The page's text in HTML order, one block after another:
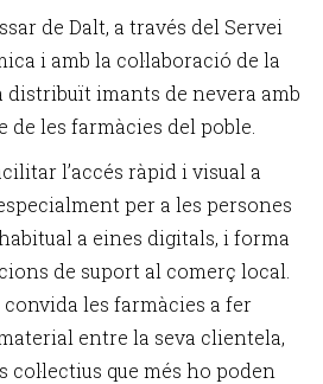
de Dalt, a través del Servei
i amb la col·laboració de la
distribuït imants de nevera amb
de les farmàcies del poble.
l’accés ràpid i visual a
per a les persones
a eines digitals, i forma
de suport al comerç local.
convida les farmàcies a fer
entre la seva clientela,
que més ho poden